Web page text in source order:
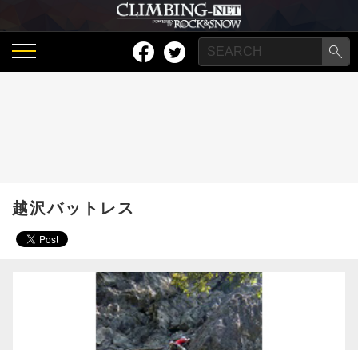
越沢バットレス